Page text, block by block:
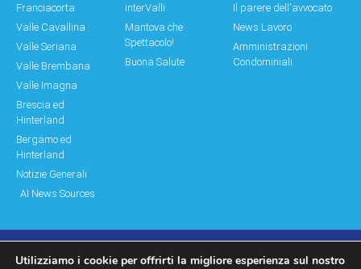
Franciacorta
Valle Cavallina
Valle Seriana
Valle Brembana
Valle Imagna
Brescia ed
Hinterland
Bergamo ed
Hinterland
Notizie Generali
AI News Sources
interValli
Mantova che
Spettacolo!
Buona Salute
Il parere dell'avvocato
News Lavoro
Amministrazioni
Condominiali
© Copyright 2011 – 2026 Montagne & Paesi
Utilizziamo i cookie per offrirti la migliore esperienza sul nostro